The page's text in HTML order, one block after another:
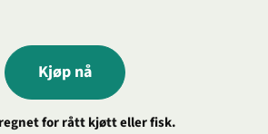
Kjøp nå
for rått kjøtt eller fisk.